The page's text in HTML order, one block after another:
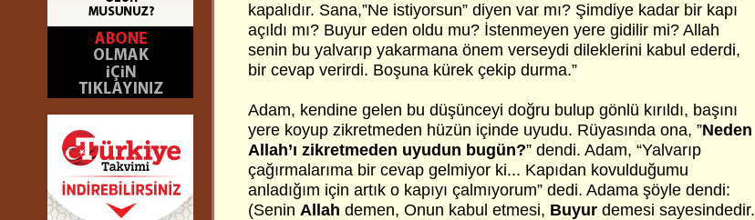
kapalıdır. Sana,”Ne istiyorsun” diyen var mı? Şimdiye kadar bir kapı
açıldı mı? Buyur eden oldu mu? İstenmeyen yere gidilir mi? Allah
senin bu yalvarıp yakarmana önem verseydi dileklerini kabul ederdi,
bir cevap verirdi. Boşuna kürek çekip durma.”
Adam, kendine gelen bu düşünceyi doğru bulup gönlü kırıldı, başını
yere koyup zikretmeden hüzün içinde uyudu. Rüyasında ona, ”Neden
Allah’ı zikretmeden uyudun bugün?” dendi. Adam, “Yalvarıp
çağırmalarıma bir cevap gelmiyor ki... Kapıdan kovulduğumu
anladığım için artık o kapıyı çalmıyorum” dedi. Adama şöyle dendi:
(Senin Allah demen, Onun kabul etmesi, Buyur demesi sayesindedir.